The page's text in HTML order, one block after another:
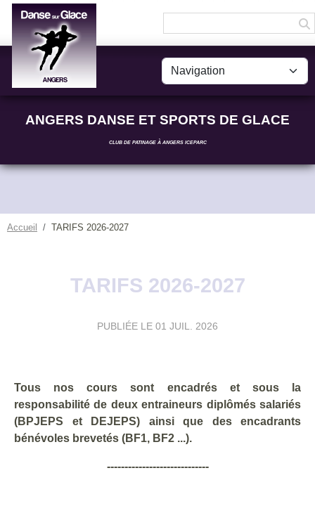
ANGERS DANSE ET SPORTS DE GLACE
CLUB DE PATINAGE À ANGERS ICEPARC
Accueil TARIFS 2026-2027
TARIFS 2026-2027
PUBLIÉE LE 01 JUIL. 2026
Tous nos cours sont encadrés et sous la
responsabilité de deux entraineurs diplômés salariés
(BPJEPS et DEJEPS) ainsi que des encadrants
bénévoles brevetés (BF1, BF2 ...).
-----------------------------
Panneau de gestion des cookies